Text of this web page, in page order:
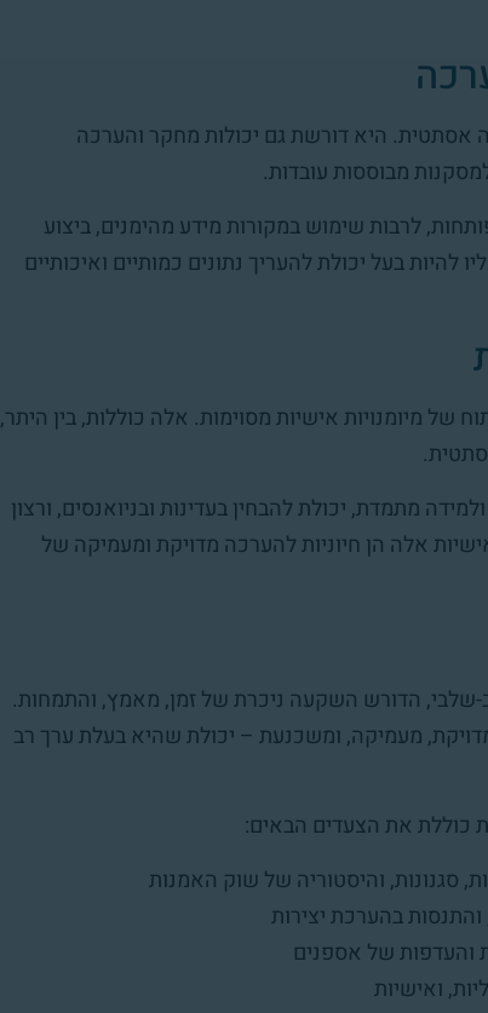
אסתטית. היא דורשת גם יכולות מחקר והערכה
מבוססות עובדות.
לרבות שימוש במקורות מידע מהימנים, ביצוע
להיות בעל יכולת להעריך נתונים כמותיים ואיכותיים
מיומנויות אישיות מסוימות. אלה כוללות, בין היתר,
מתמדת, יכולת להבחין בעדינות ובניואנסים, ורצון
אלה הן חיוניות להערכה מדויקת ומעמיקה של
שלבי, הדורש השקעה ניכרת של זמן, מאמץ, והתמחות.
מעמיקה, ומשכנעת – יכולת שהיא בעלת ערך רב
כוללת את הצעדים הבאים:
סגנונות, והיסטוריה של שוק האמנות
והתנסות בהערכת יצירות
והעדפות של אספנים
ואישיות